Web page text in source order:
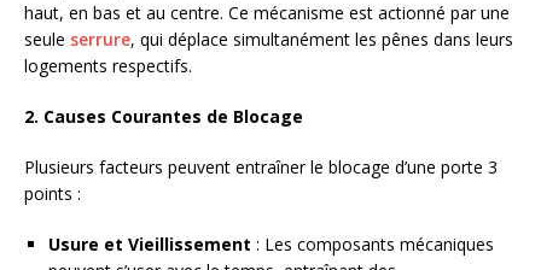
haut, en bas et au centre. Ce mécanisme est actionné par une
seule serrure, qui déplace simultanément les pênes dans leurs
logements respectifs.
2. Causes Courantes de Blocage
Plusieurs facteurs peuvent entraîner le blocage d’une porte 3
points :
Usure et Vieillissement : Les composants mécaniques